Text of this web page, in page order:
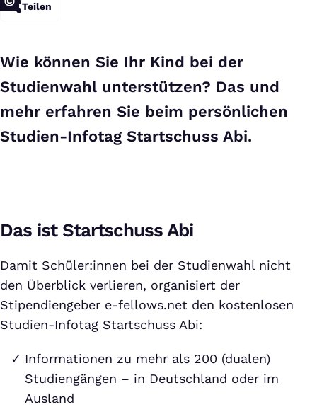
Teilen
Wie können Sie Ihr Kind bei der
Studienwahl unterstützen? Das und
mehr erfahren Sie beim persönlichen
Studien-Infotag Startschuss Abi.
Das ist Startschuss Abi
Damit Schüler:innen bei der Studienwahl nicht
den Überblick verlieren, organisiert der
Stipendiengeber e-fellows.net den kostenlosen
Studien-Infotag Startschuss Abi:
Informationen zu mehr als 200 (dualen)
Studiengängen – in Deutschland oder im
Ausland